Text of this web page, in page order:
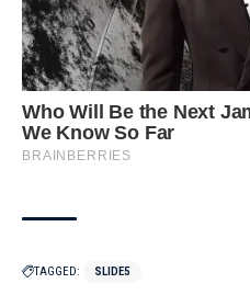
TAGGED: SLIDE5